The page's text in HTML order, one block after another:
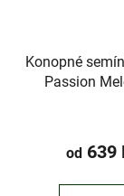
Konopné
Passion
od639